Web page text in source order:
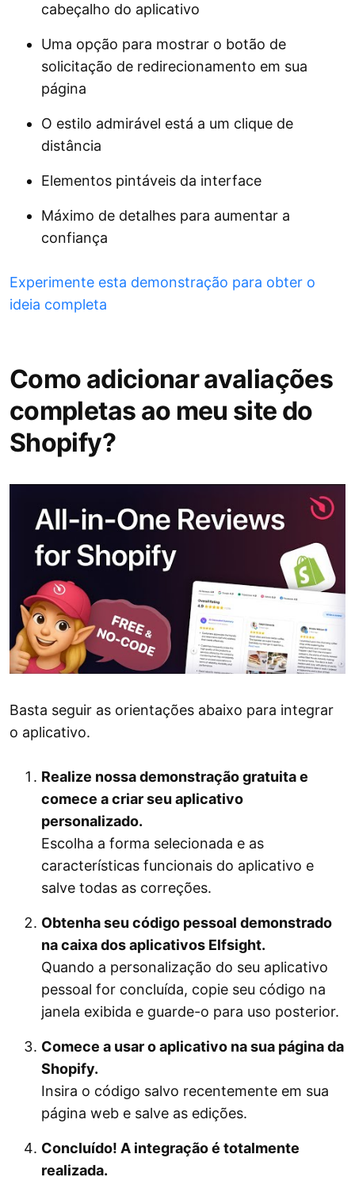
cabeçalho do aplicativo
Uma opção para mostrar o botão de
solicitação de redirecionamento em sua
página
O estilo admirável está a um clique de
distância
Elementos pintáveis ​​da interface
Máximo de detalhes para aumentar a
confiança
Experimente esta demonstração para obter o
ideia completa
Como adicionar avaliações
completas ao meu site do
Shopify?
Basta seguir as orientações abaixo para integrar
o aplicativo.
Realize nossa demonstração gratuita e
comece a criar seu aplicativo
personalizado.
Escolha a forma selecionada e as
características funcionais do aplicativo e
salve todas as correções.
Obtenha seu código pessoal demonstrado
na caixa dos aplicativos Elfsight.
Quando a personalização do seu aplicativo
pessoal for concluída, copie seu código na
janela exibida e guarde-o para uso posterior.
Comece a usar o aplicativo na sua página da
Shopify.
Insira o código salvo recentemente em sua
página web e salve as edições.
Concluído! A integração é totalmente
realizada.